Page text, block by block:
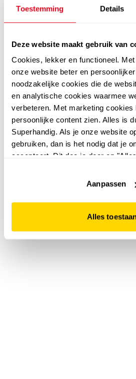
Toestemming Details
Deze website maakt gebruik van
Cookies, lekker en functioneel.
onze website beter en
noodzakelijke cookies die de
en analytische cookies waarmee
verbeteren. Met marketing cookies
persoonlijke content zien. Alles is
Superhandig. Als je onze website
gebruiken, dan is het nodig dat je
accepteert. Dit doe je door op
website niet optimaal functioneert.
Aanpassen
Alles